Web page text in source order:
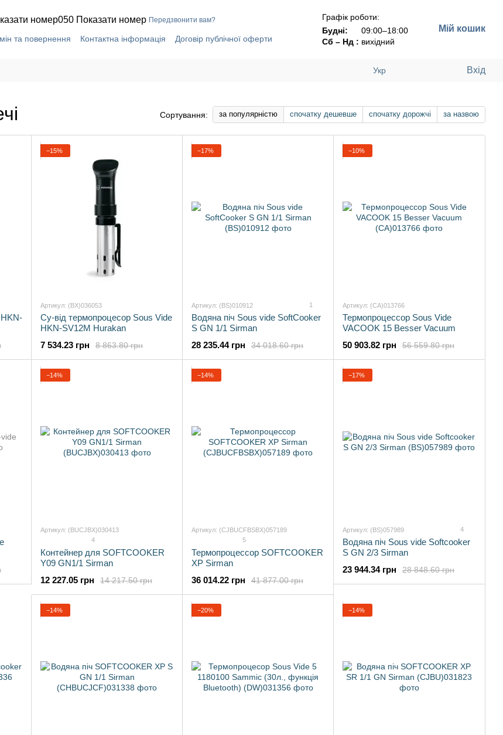
номер050 Показати номер Передзвонити вам?
та повернення Контактна інформація Договір публічної оферти
Графік роботи:
Будні:
09:00–18:00
Сб – Нд : вихідний
Мій кошик
Укр Вхід
Сортування: за популярністю спочатку дешевше спочатку дорожчі за назвою
−15%
Артикул: (BX)036053
Су-від термопроцесор Sous Vide
HKN-SV12M Hurakan
8 863.80 грн
7 534.23 грн
−17%
Артикул: (BS)010912 1
Водяна піч Sous vide SoftCooker
S GN 1/1 Sirman
34 018.60 грн
28 235.44 грн
−10%
Артикул: (CA)013766
Термопроцессор Sous Vide
VACOOK 15 Besser Vacuum
56 559.80 грн
50 903.82 грн
−14%
Артикул: (BUCJBX)030413
4
Контейнер для SOFTCOOKER
Y09 GN1/1 Sirman
14 217.50 грн
12 227.05 грн
−14%
Артикул: (CJBUCFBSBX)057189
5
Термопроцессор SOFTCOOKER
XP Sirman
41 877.00 грн
36 014.22 грн
−17%
Артикул: (BS)057989 4
Водяна піч Sous vide Softcooker
S GN 2/3 Sirman
28 848.60 грн
23 944.34 грн
−14% −20% −14%